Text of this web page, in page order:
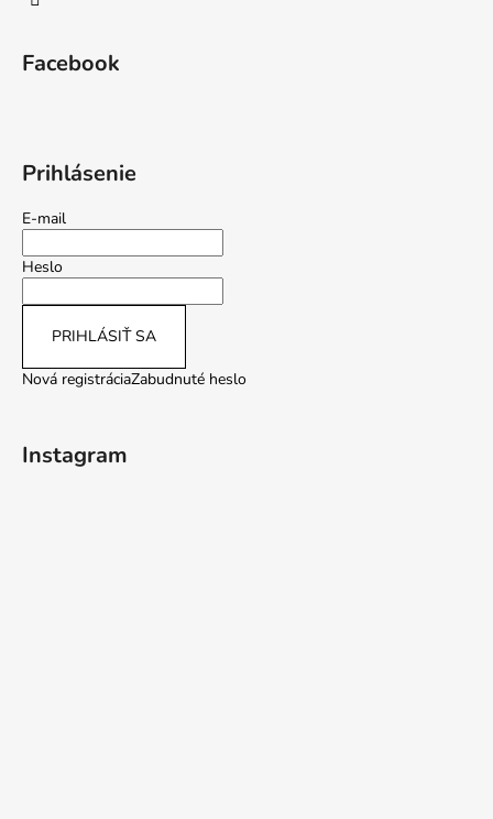
Facebook
Prihlásenie
E-mail
Heslo
PRIHLÁSIŤ SA
Nová registráciaZabudnuté heslo
Instagram